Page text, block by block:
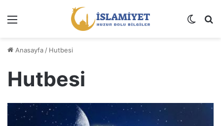
Dış
Anasayfa / Hutbesi
Hutbesi